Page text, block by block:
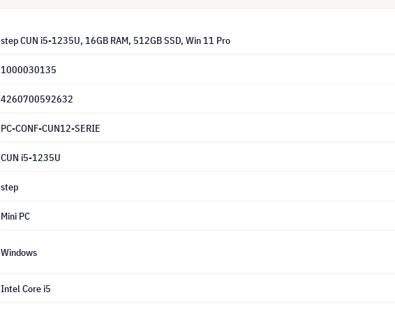
step CUN i5-1235U, 16GB RAM, 512GB SSD, Win 11 Pro
1000030135
4260700592632
PC-CONF-CUN12-SERIE
CUN i5-1235U
step
Mini PC
Windows
Intel Core i5